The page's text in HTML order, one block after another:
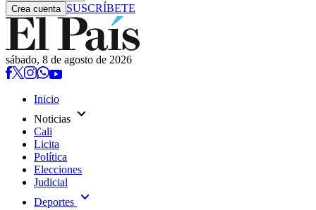
Crea cuenta SUSCRÍBETE
sábado, 8 de agosto de 2026
Inicio
Noticias expand_more
Cali
Licita
Política
Elecciones
Judicial
Deportes expand_more